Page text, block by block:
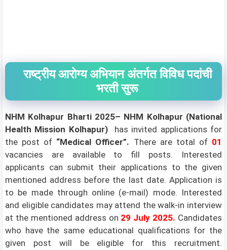
राष्ट्रीय आरोग्य अभियान अंतर्गत विविध पदांची
भरती सुरू
NHM Kolhapur Bharti 2025– NHM Kolhapur (National
Health Mission Kolhapur)has invited applications for
the post of “Medical Officer”. There are total of 01
vacancies are available to fill posts. Interested
applicants can submit their applications to the given
mentioned address before the last date. Application is
to be made through online (e-mail) mode. Interested
and eligible candidates may attend the walk-in interview
at the mentioned address on 29 July 2025. Candidates
who have the same educational qualifications for the
given post will be eligible for this recruitment.